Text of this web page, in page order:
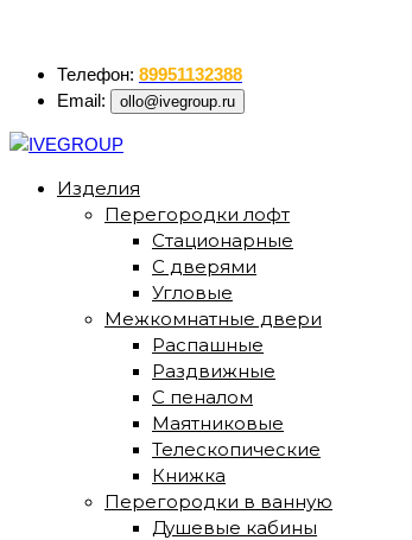
Телефон: 89951132388
Email:
ollo@ivegroup.ru
Изделия
Перегородки лофт
Стационарные
С дверями
Угловые
Межкомнатные двери
Распашные
Раздвижные
С пеналом
Маятниковые
Телескопические
Книжка
Перегородки в ванную
Душевые кабины